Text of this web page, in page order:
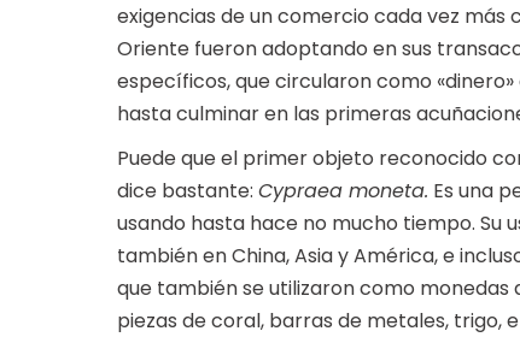
exigencias de un comercio cada vez más
Oriente fueron adoptando en sus
específicos, que circularon como
hasta culminar en las primeras
Puede que el primer objeto reconocido
dice bastante: Cypraea moneta. Es una
usando hasta hace no mucho tiempo. Su
también en China, Asia y América, e
que también se utilizaron como monedas
piezas de coral, barras de metales, trigo,